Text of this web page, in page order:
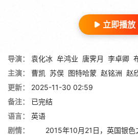
立即播放
导演： 袁化冰 牟鸿业 唐霁月 李卓卿
主演：
曹凯 苏俣 图特哈蒙 赵铭洲 赵
更新：
2025-11-30 02:59
备注：
已完结
语言：
英语
剧情：
2015年10月21日，英国银色